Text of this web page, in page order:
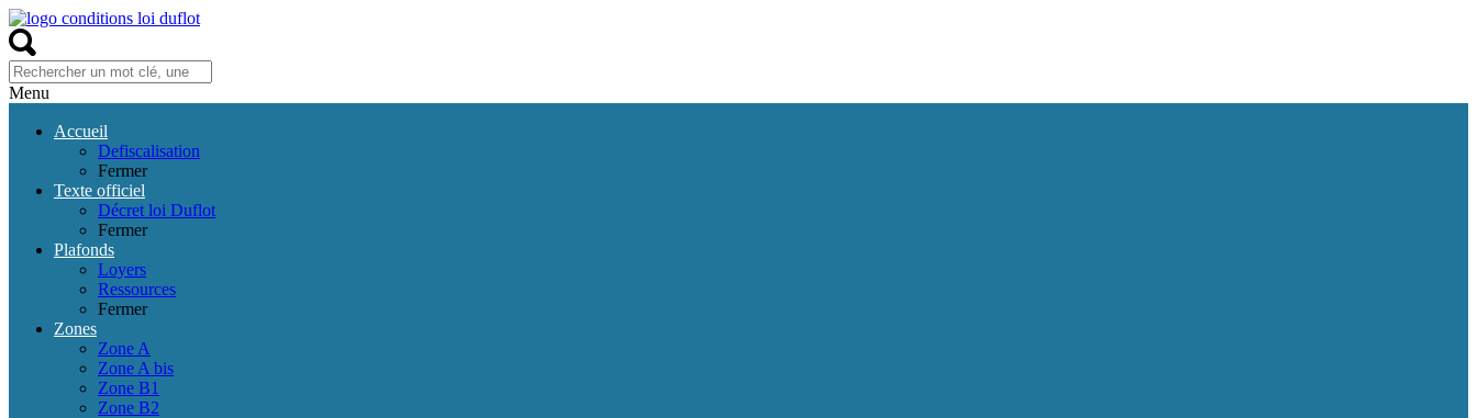
Menu
Accueil
Defiscalisation
Fermer
Texte officiel
Décret loi Duflot
Fermer
Plafonds
Loyers
Ressources
Fermer
Zones
Zone A
Zone A bis
Zone B1
Zone B2